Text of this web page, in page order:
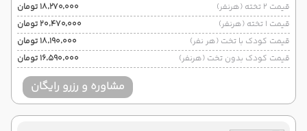
قیمت 2 تخته (هرنفر)
۱۸٬۲۷۰٬۰۰۰ تومان
قیمت 1 تخته (هرنفر)
۲۰٬۴۷۰٬۰۰۰ تومان
قیمت کودک با تخت (هر نفر)
۱۸٬۱۹۰٬۰۰۰ تومان
قیمت کودک بدون تخت (هرنفر)
۱۶٬۵۹۰٬۰۰۰ تومان
مشاوره و رزرو رایگان